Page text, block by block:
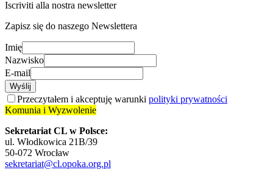
Iscriviti alla nostra newsletter
Zapisz się do naszego Newslettera
Imię
Nazwisko
E-mail
Wyślij
Przeczytałem i akceptuję warunki polityki prywatności
Komunia i Wyzwolenie
Sekretariat CL w Polsce:
ul. Włodkowica 21B/39
50-072 Wrocław
sekretariat@cl.opoka.org.pl